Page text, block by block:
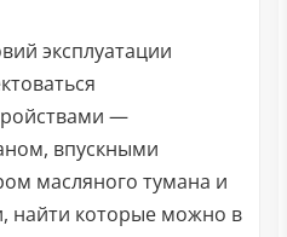
эксплуатации
—
впускными
масляного тумана и
найти которые можно в